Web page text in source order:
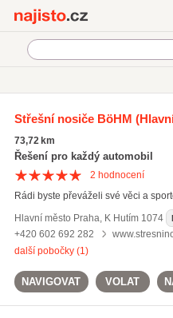
nosiče pro auta
nosiče kol (93)
autoboxy (37)
Střešní nosiče BöHM
73,72 km
Řešení pro každý automobil
2 hodnocení
Rádi byste převáželi své věci a
Hlavní město Praha, K Hutím 1074
+420 602 692 282
další pobočky (1)
NAVIGOVAT VOLAT